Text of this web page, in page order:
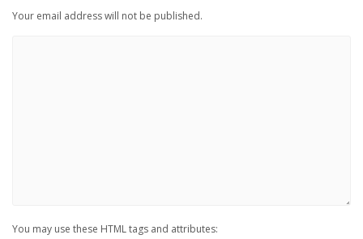
Your email address will not be published.
You may use these HTML tags and attributes: